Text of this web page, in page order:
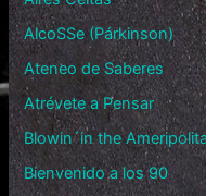
AlcoSSe (Párkinson)
Ateneo de Saberes
Atrévete a Pensar
Blowin´in the
Bienvenido a los 90